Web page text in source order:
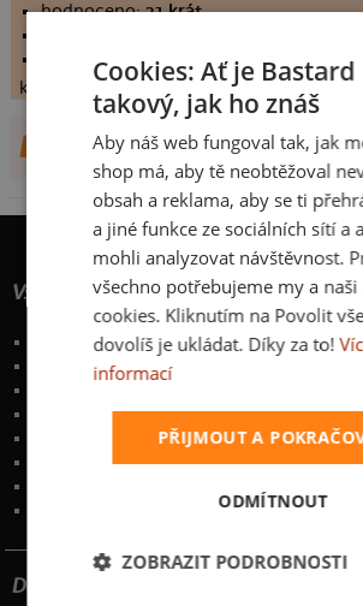
hodnoceno:31 krát
koupilo by:
14 lidí
konečné hodnocení:
7.45161
DALŠÍ NÁVRHY OD
Vše o nákupu
Poštovné a způsoby doručení
Garance výměny či vrácení
Zakázkový potisk textilu
Obchodní podmínky
Ochrana osobních údajů
Dotujeme poštovné
Cookies: Ať je Bastard
takový, jak ho znáš
Aby náš web fungoval tak, jak
shop má, aby tě neobtěžoval
obsah a reklama, aby se ti
a jiné funkce ze sociálních sítí a
mohli analyzovat návštěvnost.
všechno potřebujeme my a
cookies. Kliknutím na Povolit
dovolíš je ukládat. Díky za to!
informací
PŘIJMOUT A
ODMÍTNOUT
ZOBRAZIT PODROBNOSTI